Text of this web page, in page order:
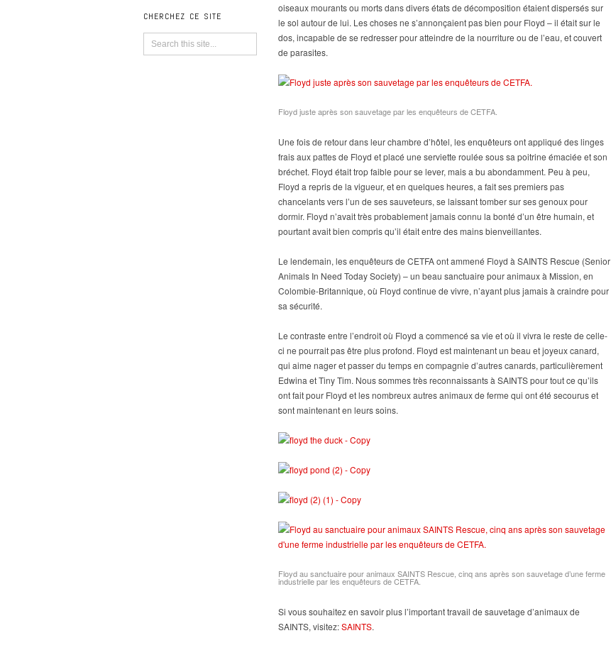
CHERCHEZ CE SITE
FLOYD
oiseaux mourants ou morts dans divers états de décomposition étaient dispersés sur
le sol autour de lui. Les choses ne s’annonçaient pas bien pour Floyd – il était sur le
dos, incapable de se redresser pour atteindre de la nourriture ou de l’eau, et couvert
de parasites.
Floyd juste après son sauvetage par les enquêteurs de CETFA.
Une fois de retour dans leur chambre d’hôtel, les enquêteurs ont appliqué des linges
frais aux pattes de Floyd et placé une serviette roulée sous sa poitrine émaciée et son
bréchet. Floyd était trop faible pour se lever, mais a bu abondamment. Peu à peu,
Floyd a repris de la vigueur, et en quelques heures, a fait ses premiers pas
chancelants vers l’un de ses sauveteurs, se laissant tomber sur ses genoux pour
dormir. Floyd n’avait très probablement jamais connu la bonté d’un être humain, et
pourtant avait bien compris qu’il était entre des mains bienveillantes.
Le lendemain, les enquêteurs de CETFA ont ammené Floyd à SAINTS Rescue (Senior
Animals In Need Today Society) – un beau sanctuaire pour animaux à Mission, en
Colombie-Britannique, où Floyd continue de vivre, n’ayant plus jamais à craindre pour
sa sécurité.
Le contraste entre l’endroit où Floyd a commencé sa vie et où il vivra le reste de celle-
ci ne pourrait pas être plus profond. Floyd est maintenant un beau et joyeux canard,
qui aime nager et passer du temps en compagnie d’autres canards, particulièrement
Edwina et Tiny Tim. Nous sommes très reconnaissants à SAINTS pour tout ce qu’ils
ont fait pour Floyd et les nombreux autres animaux de ferme qui ont été secourus et
sont maintenant en leurs soins.
Floyd au sanctuaire pour animaux SAINTS Rescue, cinq ans après son sauvetage d’une ferme
industrielle par les enquêteurs de CETFA.
Si vous souhaitez en savoir plus l’important travail de sauvetage d’animaux de
SAINTS, visitez:SAINTS.